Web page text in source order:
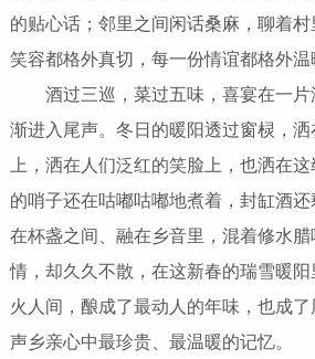
的贴心话；邻里之间闲话桑麻，聊着
笑容都格外真切，每一份情谊都格外温
酒过三巡，菜过五味，喜宴在一片
渐进入尾声。冬日的暖阳透过窗棂，
上，洒在人们泛红的笑脸上，也洒在
的哨子还在咕嘟咕嘟地煮着，封缸酒
在杯盏之间、融在乡音里，混着修水
情，却久久不散，在这新春的瑞雪暖阳
火人间，酿成了最动人的年味，也成
声乡亲心中最珍贵、最温暖的记忆。